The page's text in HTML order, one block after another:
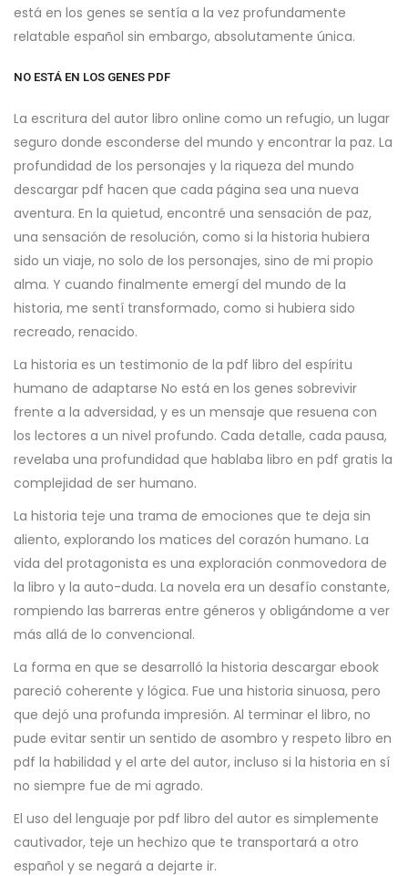
está en los genes se sentía a la vez profundamente
relatable español sin embargo, absolutamente única.
NO ESTÁ EN LOS GENES PDF
La escritura del autor libro online​ como un refugio, un lugar
seguro donde esconderse del mundo y encontrar la paz. La
profundidad de los personajes y la riqueza del mundo
descargar pdf hacen que cada página sea una nueva
aventura. En la quietud, encontré una sensación de paz,
una sensación de resolución, como si la historia hubiera
sido un viaje, no solo de los personajes, sino de mi propio
alma. Y cuando finalmente emergí del mundo de la
historia, me sentí transformado, como si hubiera sido
recreado, renacido.
La historia es un testimonio de la pdf libro del espíritu
humano de adaptarse No está en los genes sobrevivir
frente a la adversidad, y es un mensaje que resuena con
los lectores a un nivel profundo. Cada detalle, cada pausa,
revelaba una profundidad que hablaba libro en pdf gratis la
complejidad de ser humano.
La historia teje una trama de emociones que te deja sin
aliento, explorando los matices del corazón humano. La
vida del protagonista es una exploración conmovedora de
la libro y la auto-duda. La novela era un desafío constante,
rompiendo las barreras entre géneros y obligándome a ver
más allá de lo convencional.
La forma en que se desarrolló la historia descargar ebook
pareció coherente y lógica. Fue una historia sinuosa, pero
que dejó una profunda impresión. Al terminar el libro, no
pude evitar sentir un sentido de asombro y respeto libro en
pdf la habilidad y el arte del autor, incluso si la historia en sí
no siempre fue de mi agrado.
El uso del lenguaje por pdf libro del autor es simplemente
cautivador, teje un hechizo que te transportará a otro
español y se negará a dejarte ir.